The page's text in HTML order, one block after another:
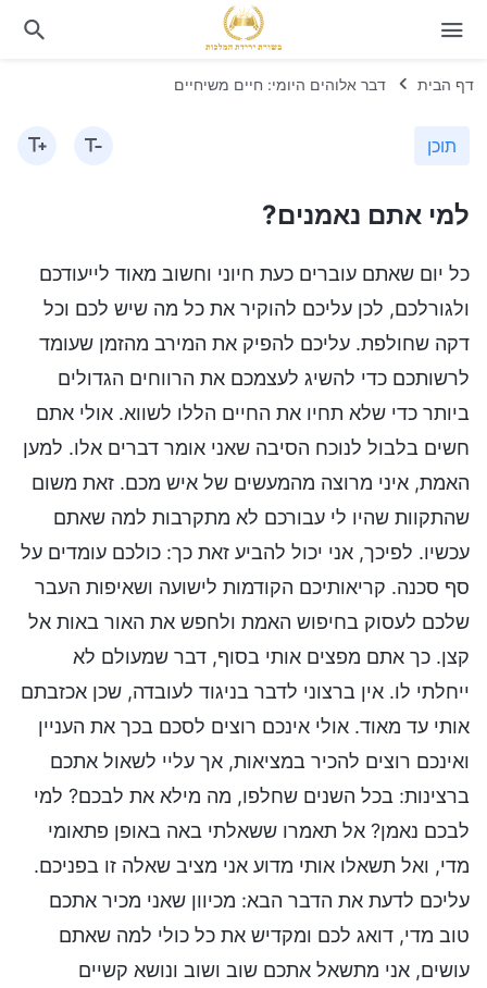
דף הבית דבר אלוהים היומי: חיים משיחיים
תוכן
למי אתם נאמנים?
כל יום שאתם עוברים כעת חיוני וחשוב מאוד לייעודכם
ולגורלכם, לכן עליכם להוקיר את כל מה שיש לכם וכל
דקה שחולפת. עליכם להפיק את המירב מהזמן שעומד
לרשותכם כדי להשיג לעצמכם את הרווחים הגדולים
ביותר כדי שלא תחיו את החיים הללו לשווא. אולי אתם
חשים בלבול לנוכח הסיבה שאני אומר דברים אלו. למען
האמת, איני מרוצה מהמעשים של איש מכם. זאת משום
שהתקוות שהיו לי עבורכם לא מתקרבות למה שאתם
עכשיו. לפיכך, אני יכול להביע זאת כך: כולכם עומדים על
סף סכנה. קריאותיכם הקודמות לישועה ושאיפות העבר
שלכם לעסוק בחיפוש האמת ולחפש את האור באות אל
קצן. כך אתם מפצים אותי בסוף, דבר שמעולם לא
ייחלתי לו. אין ברצוני לדבר בניגוד לעובדה, שכן אכזבתם
אותי עד מאוד. אולי אינכם רוצים לסכם בכך את העניין
ואינכם רוצים להכיר במציאות, אך עליי לשאול אתכם
ברצינות: בכל השנים שחלפו, מה מילא את לבכם? למי
לבכם נאמן? אל תאמרו ששאלתי באה באופן פתאומי
מדי, ואל תשאלו אותי מדוע אני מציב שאלה זו בפניכם.
עליכם לדעת את הדבר הבא: מכיוון שאני מכיר אתכם
טוב מדי, דואג לכם ומקדיש את כל כולי למה שאתם
עושים, אני מתשאל אתכם שוב ושוב ונושא קשיים